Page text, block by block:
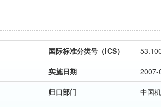
国际标准分类号（ICS）
实施日期 2007-
归口部门 中国